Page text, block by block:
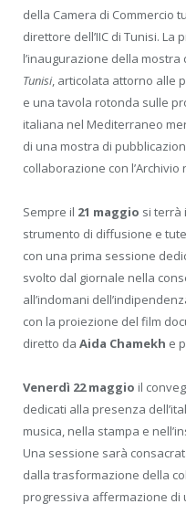
della Camera di Commercio
direttore dell’IIC di Tunisi.
l’inaugurazione della
Tunisi, articolata attorno alle
e una tavola rotonda sulle
italiana nel Mediterraneo
di una mostra di
collaborazione con
Sempre il 21 maggio si terrà
strumento di diffusione e
con una prima sessione
svolto dal giornale nella
all’indomani
con la proiezione del film
diretto da Aida Chamekh e
Venerdì 22 maggio il
dedicati alla presenza
musica, nella stampa e
Una sessione sarà
dalla trasformazione della
progressiva affermazione di